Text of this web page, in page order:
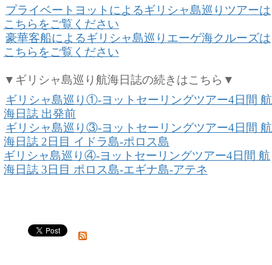
プライベートヨットによるギリシャ島巡りツアーは
こちらをご覧ください
豪華客船によるギリシャ島巡りエーゲ海クルーズは
こちらをご覧ください
▼ギリシャ島巡り航海日誌の続きはこちら▼
ギリシャ島巡り①-ヨットセーリングツアー4日間 航
海日誌 出発前
ギリシャ島巡り③-ヨットセーリングツアー4日間 航
海日誌 2日目 イドラ島-ポロス島
ギリシャ島巡り④-ヨットセーリングツアー4日間 航
海日誌 3日目 ポロス島-エギナ島-アテネ